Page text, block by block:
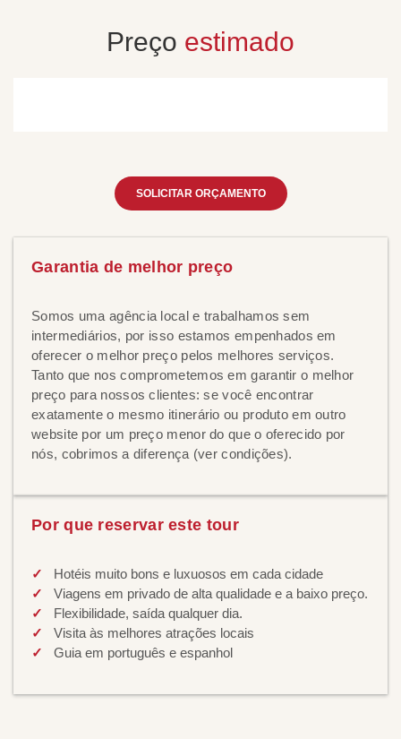
Preço estimado
SOLICITAR ORÇAMENTO
Garantia de melhor preço
Somos uma agência local e trabalhamos sem
intermediários, por isso estamos empenhados em
oferecer o melhor preço pelos melhores serviços.
Tanto que nos comprometemos em garantir o melhor
preço para nossos clientes: se você encontrar
exatamente o mesmo itinerário ou produto em outro
website por um preço menor do que o oferecido por
nós, cobrimos a diferença (ver condições).
Por que reservar este tour
Hotéis muito bons e luxuosos em cada cidade
Viagens em privado de alta qualidade e a baixo preço.
Flexibilidade, saída qualquer dia.
Visita às melhores atrações locais
Guia em português e espanhol